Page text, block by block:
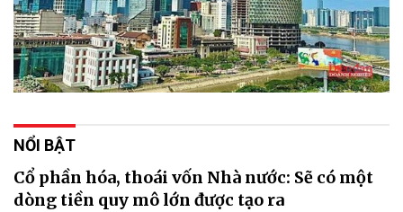
NỔI BẬT
Cổ phần hóa, thoái vốn Nhà nước: Sẽ có một
dòng tiền quy mô lớn được tạo ra